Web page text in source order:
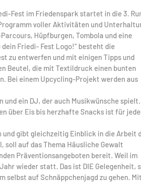
Fest im Friedenspark startet in die 3.
voller Aktivitäten und
Hüpfburgen, Tombola und eine
Friedi- Fest Logo!“ besteht die
zu entwerfen und mit einigen Tipps und
Beutel, die mit Textildruck einen bunten
Bei einem Upcycling-Projekt werden aus
ein DJ, der auch Musikwünsche spielt.
über Eis bis herzhafte Snacks ist für
und gibt gleichzeitig Einblick in die Arbeit
auf das Thema Häusliche Gewalt
Präventionsangeboten bereit. Weil im
wieder statt. Das ist DIE Gelegenheit,
selbst auf Schnäppchenjagd zu gehen. Mit